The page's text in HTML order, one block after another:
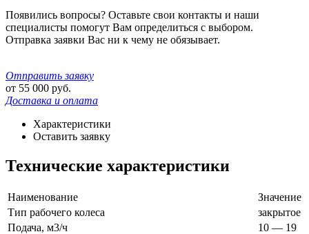
Появились вопросы? Оставьте свои контакты и наши
специалисты помогут Вам определиться с выбором.
Отправка заявки Вас ни к чему не обязывает.
Отправить заявку
от 55 000 руб.
Доставка и оплата
Характеристики
Оставить заявку
Технические характеристики
Наименование
Значение
Тип рабочего колеса
закрытое
Подача, м3/ч
10 — 19